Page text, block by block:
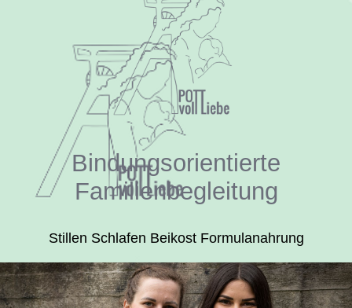
Bindungsorientierte
Familienbegleitung
Stillen Schlafen Beikost Formulanahrung